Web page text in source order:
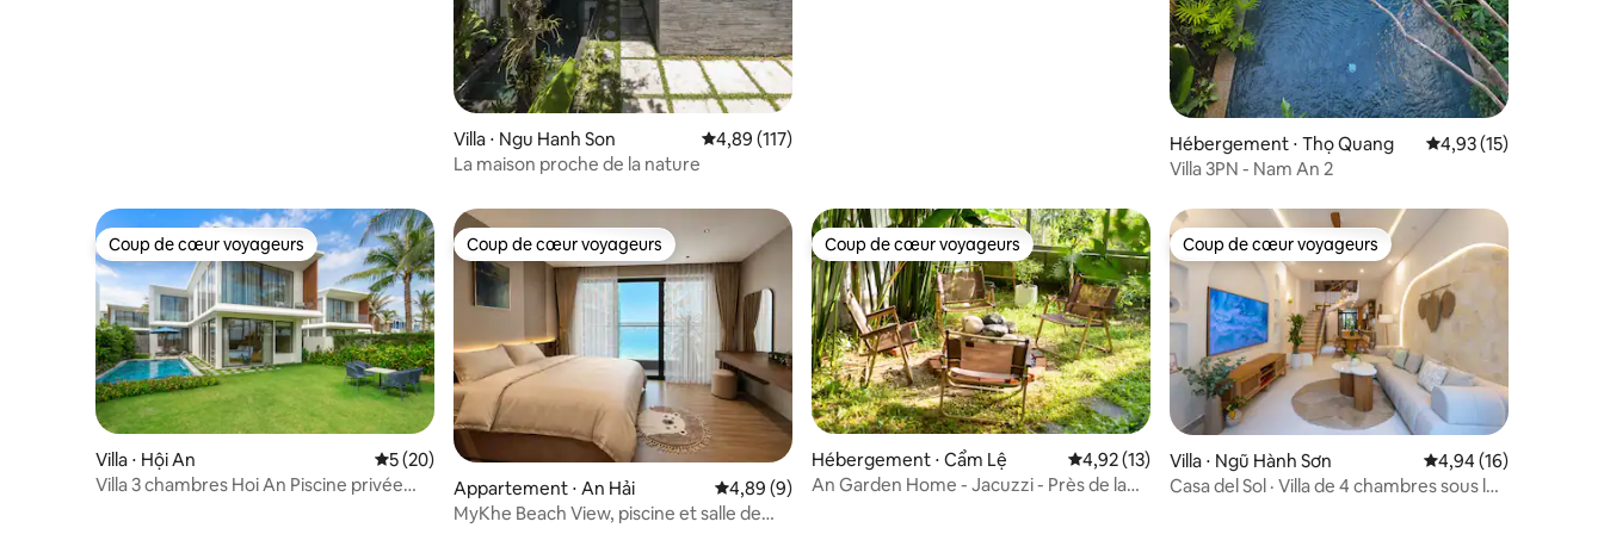
Villa ⋅ Ngu Hanh Son Évaluation moyenne sur la base de 117 commentaires : 4,89 sur 5
4,89 (117)
La maison proche de la nature
Hébergement ⋅ Thọ Quang Évaluation moyenne
4,93 (15)
Villa 3PN - Nam An 2
Coup de cœur voyageurs
Coup de cœur voyageurs
Villa ⋅ Hội An Évaluation moyenne sur la base de 20 commentaires : 5 sur 5
5 (20)
Villa 3 chambres Hoi An Piscine privée
Coup de cœur voyageurs
Coup de cœur voyageurs
Appartement ⋅ An Hải Évaluation moyenne sur la base de 9 commentaires : 4,89 sur 5
4,89 (9)
MyKhe Beach View, piscine et salle de
Coup de cœur voyageurs
Coup de cœur voyageurs
Hébergement ⋅ Cẩm Lệ Évaluation moyenne sur la base de 13 commentaires : 4,92 sur 5
4,92 (13)
An Garden Home - Jacuzzi - Près de la
Coup de cœur voyageurs
Coup de cœur voyageurs
Villa ⋅ Ngũ Hành Sơn Évaluation moyenne
4,94 (16)
Casa del Sol · Villa de 4 chambres sous les